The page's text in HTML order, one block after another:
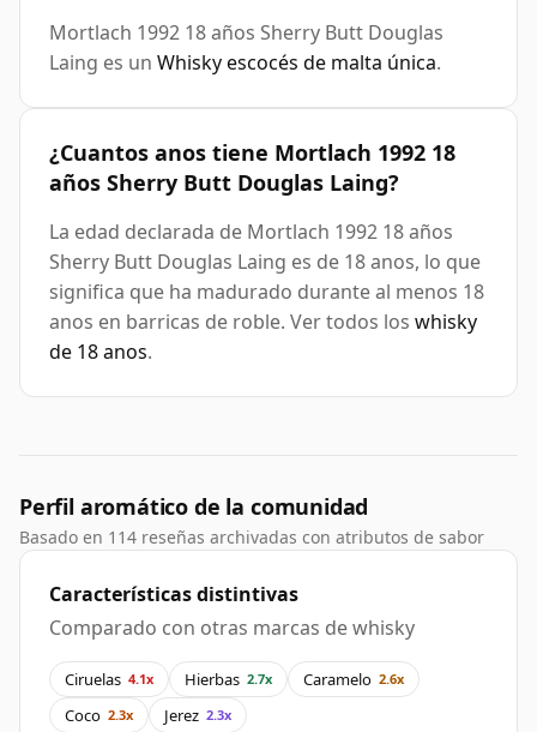
Mortlach 1992 18 años Sherry Butt Douglas
Laing es un Whisky escocés de malta única.
¿Cuantos anos tiene Mortlach 1992 18
años Sherry Butt Douglas Laing?
La edad declarada de Mortlach 1992 18 años
Sherry Butt Douglas Laing es de 18 anos, lo que
significa que ha madurado durante al menos 18
anos en barricas de roble. Ver todos los whisky
de 18 anos.
Perfil aromático de la comunidad
Basado en 114 reseñas archivadas con atributos de sabor
Características distintivas
Comparado con otras marcas de whisky
Ciruelas 4.1x Hierbas 2.7x Caramelo 2.6x
Coco 2.3x Jerez 2.3x